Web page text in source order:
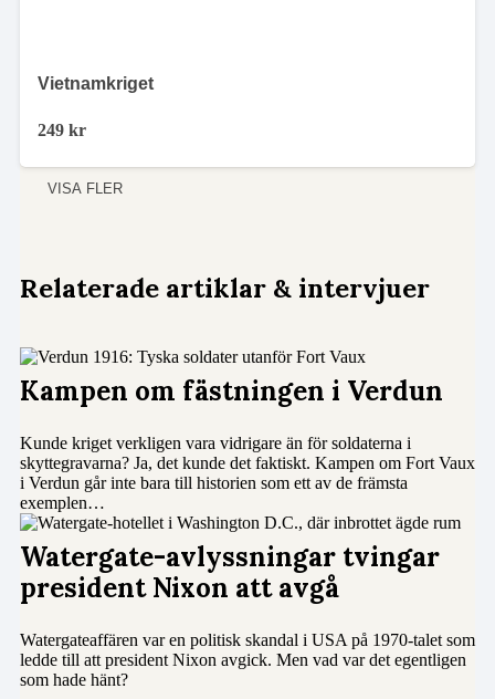
Vietnamkriget
249 kr
VISA FLER
Relaterade artiklar & intervjuer
Kampen om fästningen i Verdun
Kunde kriget verkligen vara vidrigare än för soldaterna i
skyttegravarna? Ja, det kunde det faktiskt. Kampen om Fort Vaux
i Verdun går inte bara till historien som ett av de främsta
exemplen…
Watergate-avlyssningar tvingar
president Nixon att avgå
Watergateaffären var en politisk skandal i USA på 1970-talet som
ledde till att president Nixon avgick. Men vad var det egentligen
som hade hänt?